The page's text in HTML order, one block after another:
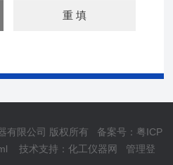
有限公司 版权所有 备案号：粤ICP
技术支持：化工仪器网
管理登